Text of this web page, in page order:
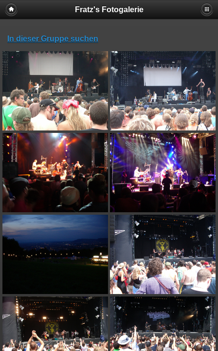
Fratz's Fotogalerie
In dieser Gruppe suchen